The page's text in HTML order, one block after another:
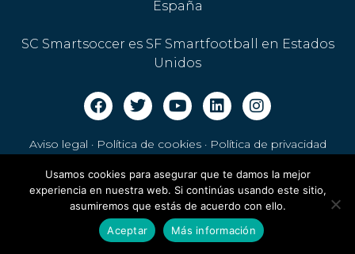
España
SC Smartsoccer es SF Smartfootball en Estados
Unidos
Aviso legal · Política de cookies· Política de privacidad
Usamos cookies para asegurar que te damos la mejor
experiencia en nuestra web. Si continúas usando este sitio,
asumiremos que estás de acuerdo con ello.
Aceptar
Más información